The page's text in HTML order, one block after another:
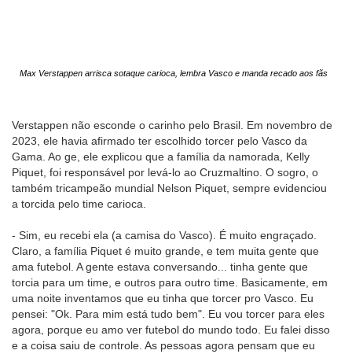
Max Verstappen arrisca sotaque carioca, lembra Vasco e manda recado aos fãs
Verstappen não esconde o carinho pelo Brasil. Em novembro de
2023, ele havia afirmado ter escolhido torcer pelo Vasco da
Gama. Ao ge, ele explicou que a família da namorada, Kelly
Piquet, foi responsável por levá-lo ao Cruzmaltino. O sogro, o
também tricampeão mundial Nelson Piquet, sempre evidenciou
a torcida pelo time carioca.
- Sim, eu recebi ela (a camisa do Vasco). É muito engraçado.
Claro, a família Piquet é muito grande, e tem muita gente que
ama futebol. A gente estava conversando... tinha gente que
torcia para um time, e outros para outro time. Basicamente, em
uma noite inventamos que eu tinha que torcer pro Vasco. Eu
pensei: "Ok. Para mim está tudo bem". Eu vou torcer para eles
agora, porque eu amo ver futebol do mundo todo. Eu falei disso
e a coisa saiu de controle. As pessoas agora pensam que eu